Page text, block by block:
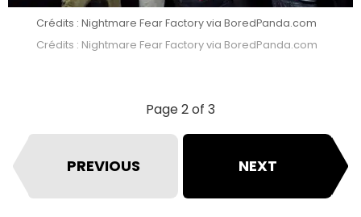
Crédits : Nightmare Fear Factory via BoredPanda.com
Crédits : Nightmare Fear Factory via BoredPanda.com
Page 2 of 3
PREVIOUS NEXT